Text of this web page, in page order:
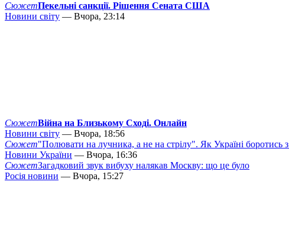
СюжетПекельні санкції. Рішення Сената США
Новини світу — Вчора, 23:14
СюжетВійна на Близькому Сході. Онлайн
Новини світу — Вчора, 18:56
Сюжет"Полювати на лучника, а не на стрілу". Як Україні боротись
Новини України — Вчора, 16:36
СюжетЗагадковий звук вибуху налякав Москву: що це було
Росія новини — Вчора, 15:27